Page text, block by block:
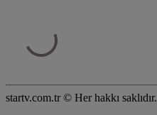
startv.com.tr © Her hakkı saklıdır.